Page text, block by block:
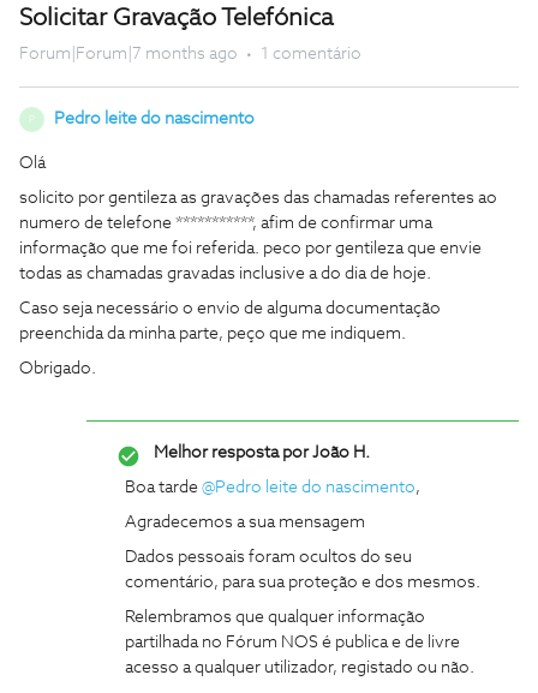
Solicitar Gravação Telefónica
Forum|Forum|7 months ago 1 comentário
Pedro leite do nascimento
Olá
solicito por gentileza as gravações das chamadas referentes ao
numero de telefone ***********, afim de confirmar uma
informação que me foi referida. peco por gentileza que envie
todas as chamadas gravadas inclusive a do dia de hoje.
Caso seja necessário o envio de alguma documentação
preenchida da minha parte, peço que me indiquem.
Obrigado.
Melhor resposta porJoão H.
Boa tarde ​ @Pedro leite do nascimento,
Agradecemos a sua mensagem
Dados pessoais foram ocultos do seu
comentário, para sua proteção e dos mesmos.
Relembramos que qualquer informação
partilhada no Fórum NOS é publica e de livre
acesso a qualquer utilizador, registado ou não.